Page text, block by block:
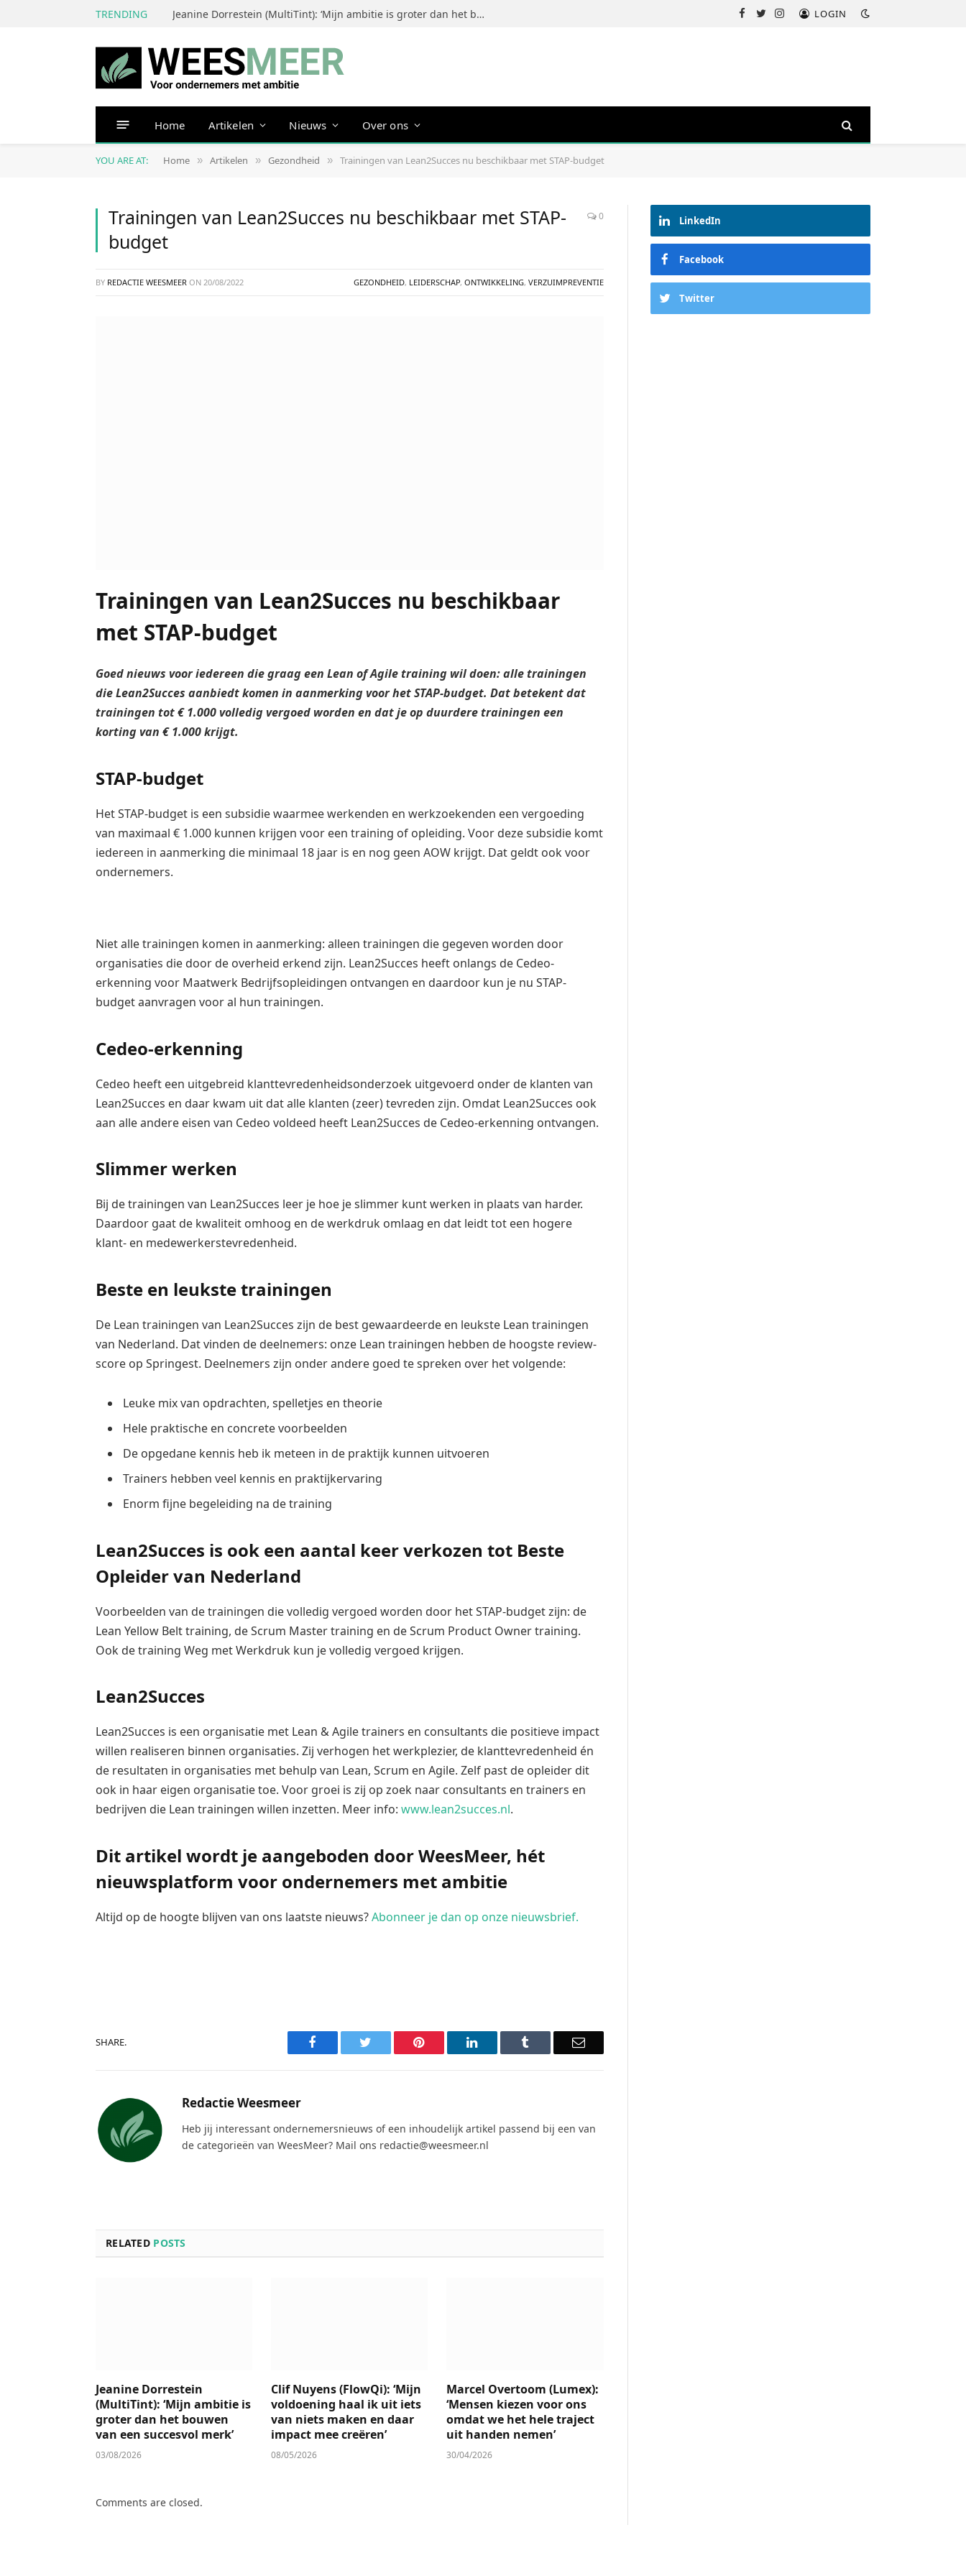
TRENDING Jeanine Dorrestein (MultiTint): ‘Mijn ambitie is groter dan het bouwen van een succesvol merk’ Facebook
TwitterInstagramLOGIN
Home Artikelen Nieuws Over ons
YOU ARE AT: Home » Artikelen » Gezondheid » Trainingen van Lean2Succes nu beschikbaar met STAP-budget
Trainingen van Lean2Succes nu beschikbaar met STAP-
budget
0
BY REDACTIE WEESMEER ON 20/08/2022 GEZONDHEID, LEIDERSCHAP, ONTWIKKELING, VERZUIMPREVENTIE
Trainingen van Lean2Succes nu beschikbaar
met STAP-budget
Goed nieuws voor iedereen die graag een Lean of Agile training wil doen: alle trainingen
die Lean2Succes aanbiedt komen in aanmerking voor het STAP-budget. Dat betekent dat
trainingen tot € 1.000 volledig vergoed worden en dat je op duurdere trainingen een
korting van € 1.000 krijgt.
STAP-budget
Het STAP-budget is een subsidie waarmee werkenden en werkzoekenden een vergoeding
van maximaal € 1.000 kunnen krijgen voor een training of opleiding. Voor deze subsidie komt
iedereen in aanmerking die minimaal 18 jaar is en nog geen AOW krijgt. Dat geldt ook voor
ondernemers.
Niet alle trainingen komen in aanmerking: alleen trainingen die gegeven worden door
organisaties die door de overheid erkend zijn. Lean2Succes heeft onlangs de Cedeo-
erkenning voor Maatwerk Bedrijfsopleidingen ontvangen en daardoor kun je nu STAP-
budget aanvragen voor al hun trainingen.
Cedeo-erkenning
Cedeo heeft een uitgebreid klanttevredenheidsonderzoek uitgevoerd onder de klanten van
Lean2Succes en daar kwam uit dat alle klanten (zeer) tevreden zijn. Omdat Lean2Succes ook
aan alle andere eisen van Cedeo voldeed heeft Lean2Succes de Cedeo-erkenning ontvangen.
Slimmer werken
Bij de trainingen van Lean2Succes leer je hoe je slimmer kunt werken in plaats van harder.
Daardoor gaat de kwaliteit omhoog en de werkdruk omlaag en dat leidt tot een hogere
klant- en medewerkerstevredenheid.
Beste en leukste trainingen
De Lean trainingen van Lean2Succes zijn de best gewaardeerde en leukste Lean trainingen
van Nederland. Dat vinden de deelnemers: onze Lean trainingen hebben de hoogste review-
score op Springest. Deelnemers zijn onder andere goed te spreken over het volgende:
Leuke mix van opdrachten, spelletjes en theorie
Hele praktische en concrete voorbeelden
De opgedane kennis heb ik meteen in de praktijk kunnen uitvoeren
Trainers hebben veel kennis en praktijkervaring
Enorm fijne begeleiding na de training
Lean2Succes is ook een aantal keer verkozen tot Beste
Opleider van Nederland
Voorbeelden van de trainingen die volledig vergoed worden door het STAP-budget zijn: de
Lean Yellow Belt training, de Scrum Master training en de Scrum Product Owner training.
Ook de training Weg met Werkdruk kun je volledig vergoed krijgen.
Lean2Succes
Lean2Succes is een organisatie met Lean & Agile trainers en consultants die positieve impact
willen realiseren binnen organisaties. Zij verhogen het werkplezier, de klanttevredenheid én
de resultaten in organisaties met behulp van Lean, Scrum en Agile. Zelf past de opleider dit
ook in haar eigen organisatie toe. Voor groei is zij op zoek naar consultants en trainers en
bedrijven die Lean trainingen willen inzetten. Meer info: www.lean2succes.nl.
Dit artikel wordt je aangeboden door WeesMeer, hét
nieuwsplatform voor ondernemers met ambitie
Altijd op de hoogte blijven van ons laatste nieuws?Abonneer je dan op onze nieuwsbrief.
SHARE. Facebook Pinterest LinkedIn Email
Redactie Weesmeer
Heb jij interessant ondernemersnieuws of een inhoudelijk artikel passend bij een van
de categorieën van WeesMeer? Mail ons redactie@weesmeer.nl
RELATED POSTS
Jeanine Dorrestein
(MultiTint): ‘Mijn ambitie is
groter dan het bouwen
van een succesvol merk’
03/08/2026
Clif Nuyens (FlowQi): ‘Mijn
voldoening haal ik uit iets
van niets maken en daar
impact mee creëren’
08/05/2026
Marcel Overtoom (Lumex):
‘Mensen kiezen voor ons
omdat we het hele traject
uit handen nemen’
30/04/2026
Comments are closed.
LinkedIn
Facebook
Twitter